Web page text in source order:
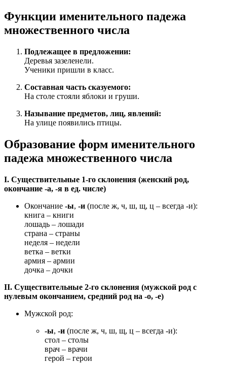
Функции именительного падежа
множественного числа
Подлежащее в предложении:
Деревья зазеленели.
Ученики пришли в класс.
Составная часть сказуемого:
На столе стояли яблоки и груши.
Называние предметов, лиц, явлений:
На улице появились птицы.
Образование форм именительного
падежа множественного числа
I. Существительные 1-го склонения (женский род,
окончание -а, -я в ед. числе)
Окончание -ы, -и (после ж, ч, ш, щ, ц – всегда -и):
книга – книги
лошадь – лошади
страна – страны
неделя – недели
ветка – ветки
армия – армии
дочка – дочки
II. Существительные 2-го склонения (мужской род с
нулевым окончанием, средний род на -о, -е)
Мужской род:
-ы, -и (после ж, ч, ш, щ, ц – всегда -и):
стол – столы
врач – врачи
герой – герои